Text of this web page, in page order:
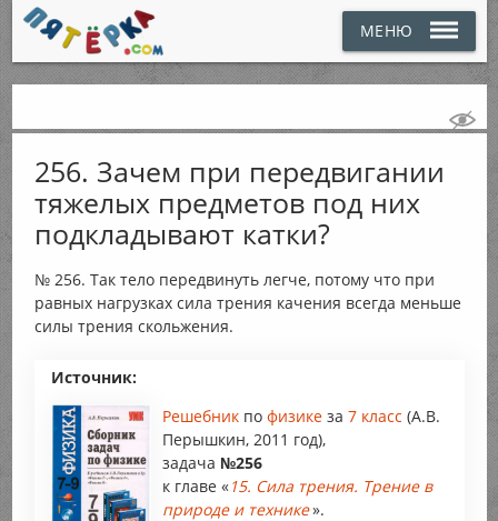
МЕНЮ
256. Зачем при передвигании
тяжелых предметов под них
подкладывают катки?
№ 256. Так тело передвинуть легче, потому что при
равных нагрузках сила трения качения всегда меньше
силы трения скольжения.
Источник:
Решебник по физике за 7 класс (А.В.
Перышкин, 2011 год),
задача №256
к главе «15. Сила трения. Трение в
природе и технике».